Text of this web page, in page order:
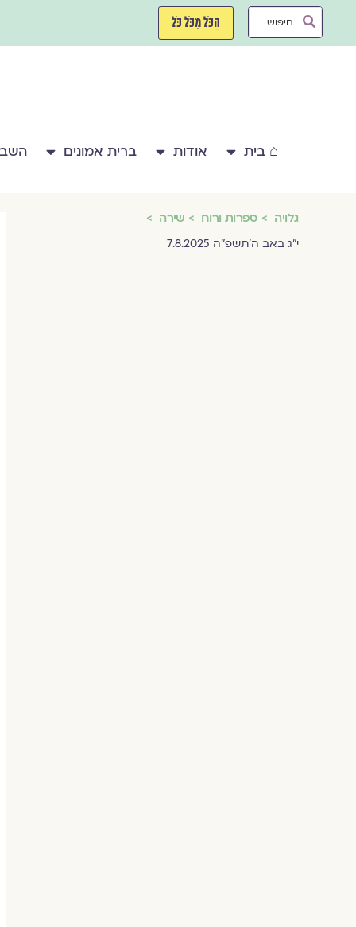
Search
הַכֹּל מִכֹּל כֹּל
⌂ בית אודות ברית אמונים
גלויה ספרות ורוח
שירה
י״ג באב ה׳תשפ״ה 7.8.2025